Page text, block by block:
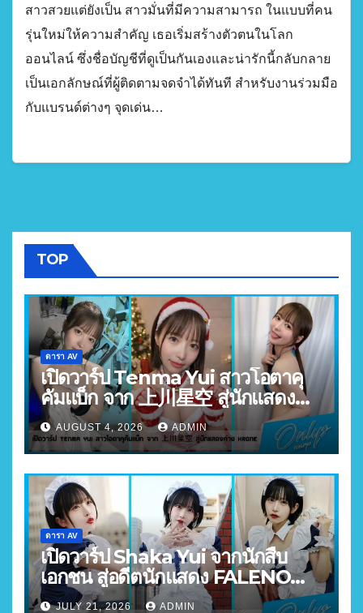
สาวสวยแต่ยังเป็น สาวมั่นที่มีความสามารถ ในแบบที่คน
รุ่นใหม่ให้ความสำคัญ เธอเริ่มสร้างตัวตนในโลก
ออนไลน์ ซึ่งชื่อบัญชีที่ดูเป็นกันเองและน่ารักนี้กลับกลาย
เป็นเอกลักษณ์ที่ผู้ติดตามจดจำได้ทันที สำหรับงานร่วมมือ
กับแบรนด์ต่างๆ จุดเด่น…
TOP
ดารา AV
เปิดวาร์ป Tenma Yui สาวโอตาคุ
คัมแบ็ก จาก 上川星空 สู่นักแสดง
ค่าย Krone
AUGUST 4, 2026 ADMIN
ดารา AV
เปิดวาร์ป Shaka Yui จากนักสืบ
เอกชน สู่อดีตนักแสดง FALENO
และเจ้าของร้าน
JULY 21, 2026 ADMIN